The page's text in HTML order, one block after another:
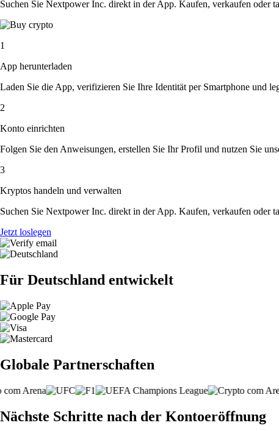
Suchen Sie Nextpower Inc. direkt in der App. Kaufen, verkaufen oder
1
App herunterladen
Laden Sie die App, verifizieren Sie Ihre Identität per Smartphone und
2
Konto einrichten
Folgen Sie den Anweisungen, erstellen Sie Ihr Profil und nutzen Sie
3
Kryptos handeln und verwalten
Suchen Sie Nextpower Inc. direkt in der App. Kaufen, verkaufen oder
Jetzt loslegen
Für Deutschland entwickelt
Globale Partnerschaften
Nächste Schritte nach der Kontoeröffnung